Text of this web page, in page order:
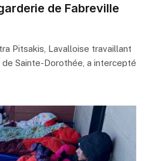
de Fabreville
Pitsakis, Lavalloise travaillant
Sainte-Dorothée, a intercepté